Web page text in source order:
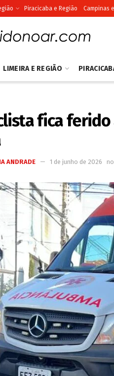
Piracicaba e Região Campinas
LIMEIRA E REGIÃO
fica ferido
ANDRADE 1 de junho de 2026 no